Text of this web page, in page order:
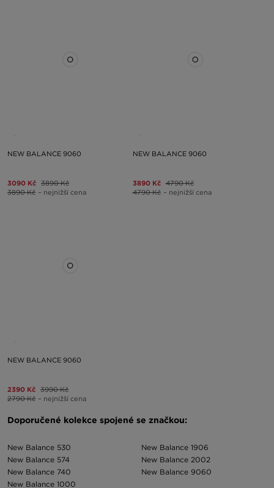
NEW BALANCE 9060
3090 Kč 3890 Kč
3890 Kč – nejnižší cena
NEW BALANCE 9060
3890 Kč 4790 Kč
4790 Kč – nejnižší cena
NEW BALANCE 9060
2390 Kč 3990 Kč
2790 Kč – nejnižší cena
Doporučené kolekce spojené se značkou:
New Balance 530
New Balance 574
New Balance 740
New Balance 1000
New Balance 1906
New Balance 2002
New Balance 9060